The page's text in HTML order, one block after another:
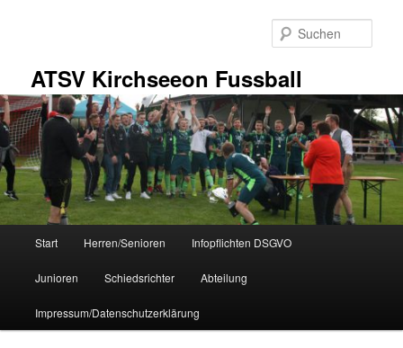
ATSV Kirchseeon Fussball
Start Herren/Senioren Infopflichten DSGVO
Junioren Schiedsrichter Abteilung
Impressum/Datenschutzerklärung